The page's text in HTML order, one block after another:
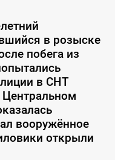
в розыске
побега из
в СНТ
вооружённое
открыли